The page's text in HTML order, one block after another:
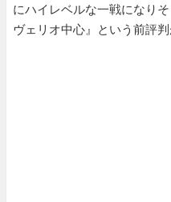
にハイレベルな一戦になり
ヴェリオ中心』という前評